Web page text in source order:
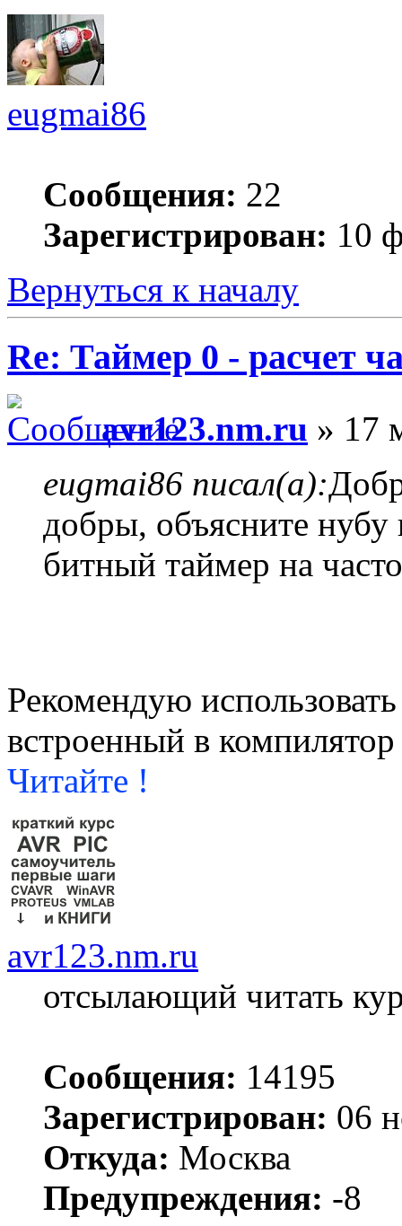
eugmai86
Сообщения: 22
Зарегистрирован: 10
Вернуться к началу
Re: Таймер 0 - расчет
avr123.nm.ru » 17
eugmai86 писал(а):
добры, объясните
битный таймер на
Рекомендую
встроенный в
Читайте !
avr123.nm.ru
отсылающий читать
Сообщения: 14195
Зарегистрирован: 06
Откуда: Москва
Предупреждения: -8